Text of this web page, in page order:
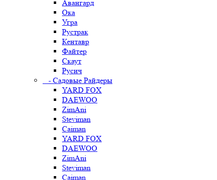
Авангард
Ока
Угра
Рустрак
Кентавр
Файтер
Скаут
Русич
- Садовые Райдеры
YARD FOX
DAEWOO
ZimAni
Steviman
Caiman
YARD FOX
DAEWOO
ZimAni
Steviman
Caiman